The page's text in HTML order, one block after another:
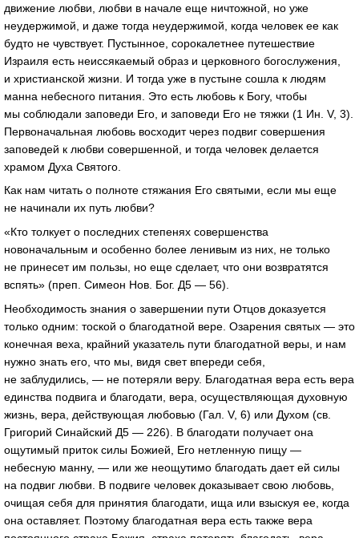
движение любви, любви в начале еще ничтожной, но уже
неудержимой, и даже тогда неудержимой, когда человек ее как
будто не чувствует. Пустынное, сорокалетнее путешествие
Израиля есть неиссякаемый образ и церковного богослужения,
и христианской жизни. И тогда уже в пустыне сошла к людям
манна небесного питания. Это есть любовь к Богу, чтобы
мы соблюдали заповеди Его, и заповеди Его не тяжки (1 Ин. V, 3).
Первоначальная любовь восходит через подвиг совершения
заповедей к любви совершенной, и тогда человек делается
храмом Духа Святого.
Как нам читать о полноте стяжания Его святыми, если мы еще
не начинали их путь любви?
«Кто толкует о последних степенях совершенства
новоначальным и особенно более ленивым из них, не только
не принесет им пользы, но еще сделает, что они возвратятся
вспять» (преп. Симеон Нов. Бог. Д5 — 56).
Необходимость знания о завершении пути Отцов доказуется
только одним: тоской о благодатной вере. Озарения святых — это
конечная веха, крайний указатель пути благодатной веры, и нам
нужно знать его, что мы, видя свет впереди себя,
не заблудились, — не потеряли веру. Благодатная вера есть вера
единства подвига и благодати, вера, осуществляющая духовную
жизнь, вера, действующая любовью (Гал. V, 6) или Духом (св.
Григорий Синайский Д5 — 226). В благодати получает она
ощутимый приток силы Божией, Его нетленную пищу —
небесную манну, — или же неощутимо благодать дает ей силы
на подвиг любви. В подвиге человек доказывает свою любовь,
очищая себя для принятия благодати, ища или взыскуя ее, когда
она оставляет. Поэтому благодатная вера есть также вера